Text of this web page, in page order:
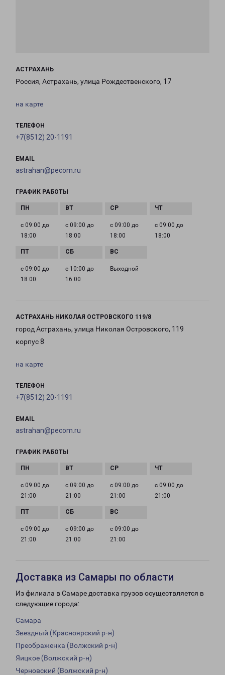
АСТРАХАНЬ
Россия, Астрахань, улица Рождественского, 17
на карте
ТЕЛЕФОН
+7(8512) 20-1191
EMAIL
astrahan@pecom.ru
ГРАФИК РАБОТЫ
с 09:00 до
18:00
с 09:00 до
18:00
с 09:00 до
18:00
с 09:00 до
18:00
с 09:00 до
18:00
с 10:00 до
16:00
Выходной
АСТРАХАНЬ НИКОЛАЯ ОСТРОВСКОГО 119/8
город Астрахань, улица Николая Островского, 119
корпус 8
на карте
ТЕЛЕФОН
+7(8512) 20-1191
EMAIL
astrahan@pecom.ru
ГРАФИК РАБОТЫ
с 09:00 до
21:00
с 09:00 до
21:00
с 09:00 до
21:00
с 09:00 до
21:00
с 09:00 до
21:00
с 09:00 до
21:00
с 09:00 до
21:00
Доставка из Самары по области
Из филиала в Самаре доставка грузов осуществляется в
следующие города:
Самара
Звездный (Красноярский р-н)
Преображенка (Волжский р-н)
Яицкое (Волжский р-н)
Черновский (Волжский р-н)